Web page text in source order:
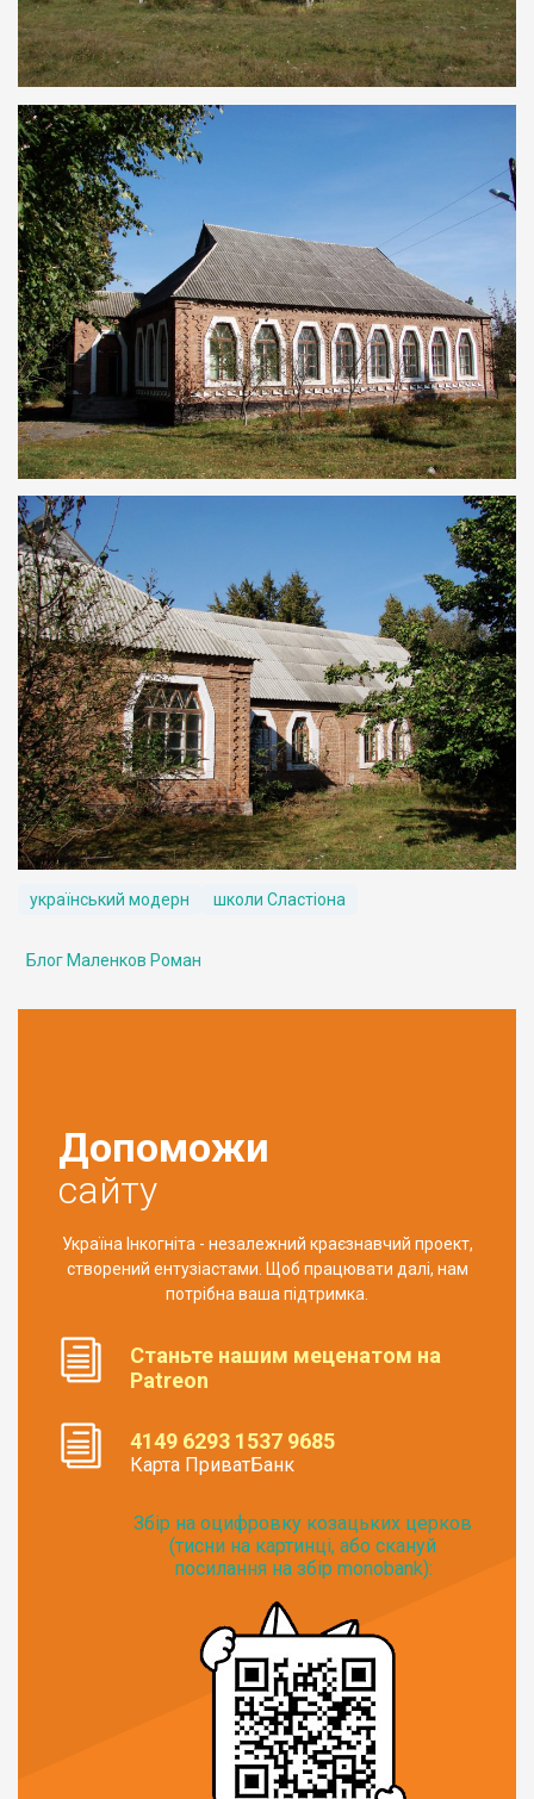
український модерн школи Сластіона
Блог Маленков Роман
Допоможи
сайту
Україна Інкогніта - незалежний краєзнавчий проект,
створений ентузіастами. Щоб працювати далі, нам
потрібна ваша підтримка.
Станьте нашим меценатом на
Patreon
4149 6293 1537 9685
Карта ПриватБанк
Збір на оцифровку козацьких церков
(тисни на картинці, або скануй
посилання на збір monobank):